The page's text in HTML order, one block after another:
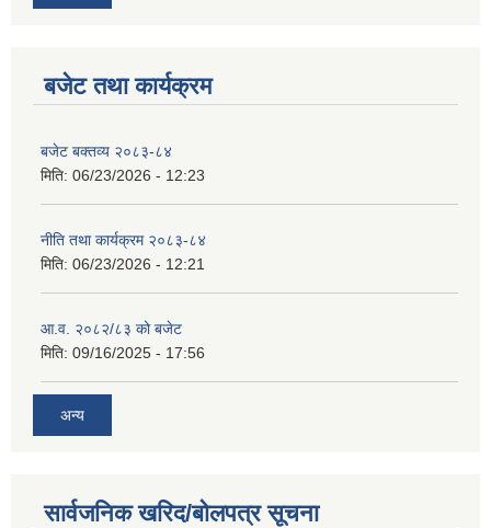
बजेट तथा कार्यक्रम
बजेट बक्तव्य २०८३-८४
मिति: 06/23/2026 - 12:23
नीति तथा कार्यक्रम २०८३-८४
मिति: 06/23/2026 - 12:21
आ.व. २०८२/८३ को बजेट
मिति: 09/16/2025 - 17:56
अन्य
सार्वजनिक खरिद/बोलपत्र सूचना